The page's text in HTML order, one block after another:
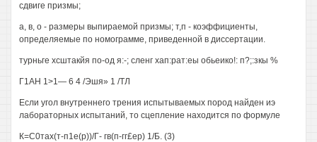
сдвиге призмы;
а, в, о - размеры выпираемой призмы; т,п - коэффициенты,
определяемые по номограмме, приведенной в диссертации.
турньге хсштакйя по-од я:-; сленг хап:рат:еы обьеико!: п?;:зкы %
Г1АН 1>1— 6 4 /Эшя» 1 /ТЛ
Если угол внутреннего трения испытываемых пород найден иэ
лабораторных испытаний, то сцепление находится по формуле
К=С0тах(т-п1е(р))/Г- гв(п-гг£ер) 1/Б. (3)